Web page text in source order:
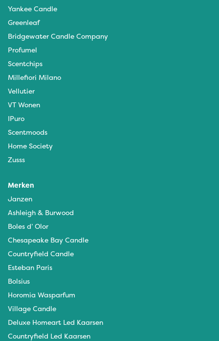
Yankee Candle
Greenleaf
Bridgewater Candle Company
Profumel
Scentchips
Millefiori Milano
Vellutier
VT Wonen
IPuro
Scentmoods
Home Society
Zusss
Merken
Janzen
Ashleigh & Burwood
Boles d’ Olor
Chesapeake Bay Candle
Countryfield Candle
Esteban Paris
Bolsius
Horomia Wasparfum
Village Candle
Deluxe Homeart Led Kaarsen
Countryfield Led Kaarsen